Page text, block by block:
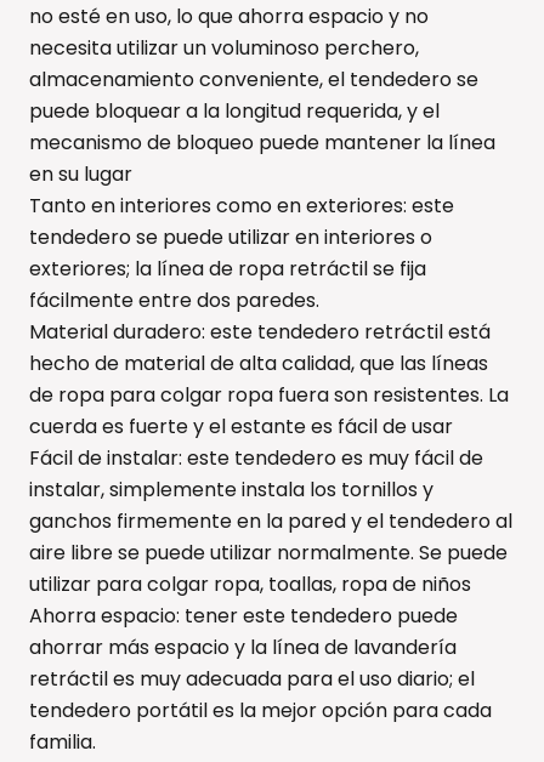
no esté en uso, lo que ahorra espacio y no
necesita utilizar un voluminoso perchero,
almacenamiento conveniente, el tendedero se
puede bloquear a la longitud requerida, y el
mecanismo de bloqueo puede mantener la línea
en su lugar
Tanto en interiores como en exteriores: este
tendedero se puede utilizar en interiores o
exteriores; la línea de ropa retráctil se fija
fácilmente entre dos paredes.
Material duradero: este tendedero retráctil está
hecho de material de alta calidad, que las líneas
de ropa para colgar ropa fuera son resistentes. La
cuerda es fuerte y el estante es fácil de usar
Fácil de instalar: este tendedero es muy fácil de
instalar, simplemente instala los tornillos y
ganchos firmemente en la pared y el tendedero al
aire libre se puede utilizar normalmente. Se puede
utilizar para colgar ropa, toallas, ropa de niños
Ahorra espacio: tener este tendedero puede
ahorrar más espacio y la línea de lavandería
retráctil es muy adecuada para el uso diario; el
tendedero portátil es la mejor opción para cada
familia.